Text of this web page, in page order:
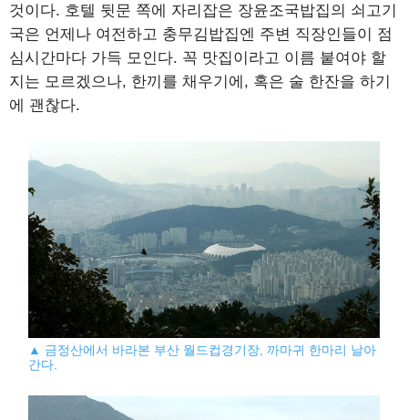
것이다. 호텔 뒷문 쪽에 자리잡은 장윤조국밥집의 쇠고기
국은 언제나 여전하고 충무김밥집엔 주변 직장인들이 점
심시간마다 가득 모인다. 꼭 맛집이라고 이름 붙여야 할
지는 모르겠으나, 한끼를 채우기에, 혹은 술 한잔을 하기
에 괜찮다.
▲ 금정산에서 바라본 부산 월드컵경기장, 까마귀 한마리 날아
간다.